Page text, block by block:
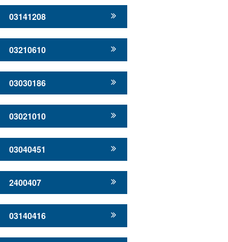
03141208
03210610
03030186
03021010
03040451
2400407
03140416